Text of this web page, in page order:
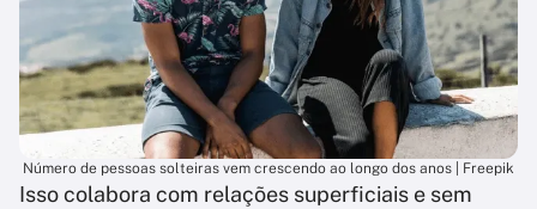
Número de pessoas solteiras vem crescendo ao longo dos anos | Freepik
Isso colabora com relações superficiais e sem